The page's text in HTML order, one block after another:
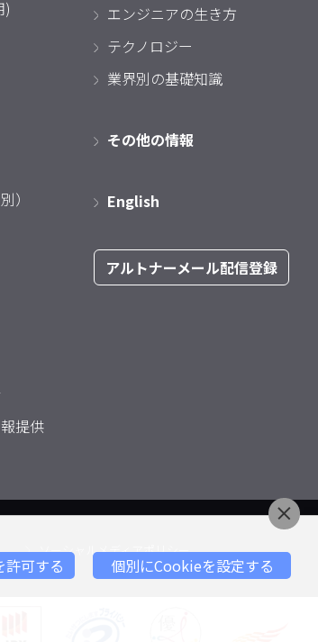
)
）
提供
エンジニアの生き方
テクノロジー
業界別の基礎知識
その他の情報
English
アルトナーメール配信登録
ソーシャルメディアポリシー
許可する 個別にCookieを設定する